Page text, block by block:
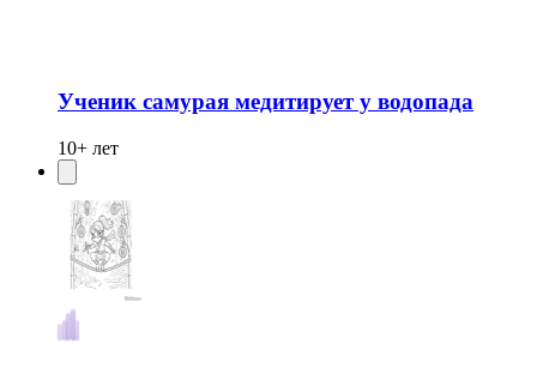
Ученик самурая медитирует у водопада
10+ лет